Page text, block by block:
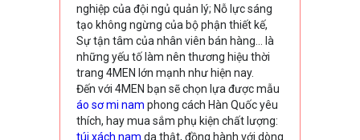
nghiệp của đội ngủ quản lý; Nỗ lực sáng
tạo không ngừng của bộ phận thiết kế,
Sự tận tâm của nhân viên bán hàng… là
những yếu tố làm nên thương hiệu thời
trang 4MEN lớn mạnh như hiện nay.
Đến với 4MEN bạn sẽ chọn lựa được mẫu
áo sơ mi nam phong cách Hàn Quốc yêu
thích, hay mua sắm phụ kiện chất lượng:
túi xách nam da thật, đồng hành với dòng